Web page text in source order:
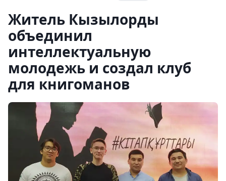
Житель Кызылорды
объединил
интеллектуальную
молодежь и создал клуб
для книгоманов